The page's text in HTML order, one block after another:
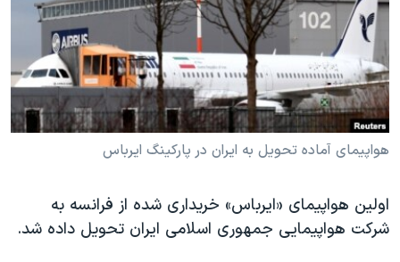
فرهنگ و زندگی
حقوق شهروندی
اقتصادی
علم و فناوری
اسرائیل در جنگ
آرشیو پخش زنده
مستندها
انتخابات ریاست جمهوری آمریکا ۲۰۲۴
حمله جمهوری اسلامی به اسرائیل
رمز مهسا
ورزش زنان در ایران
مجموعه مستندهای دادخواهی
تریبونال مردمی آبان ۹۸
دنبال کنید
زبانهای مختلف
هواپیمای آماده تحویل به ایران در پارکینگ ایرباس
اولین هواپیمای «ایرباس» خریداری شده از فرانسه به
شرکت هواپیمایی جمهوری اسلامی ایران تحویل داده شد.